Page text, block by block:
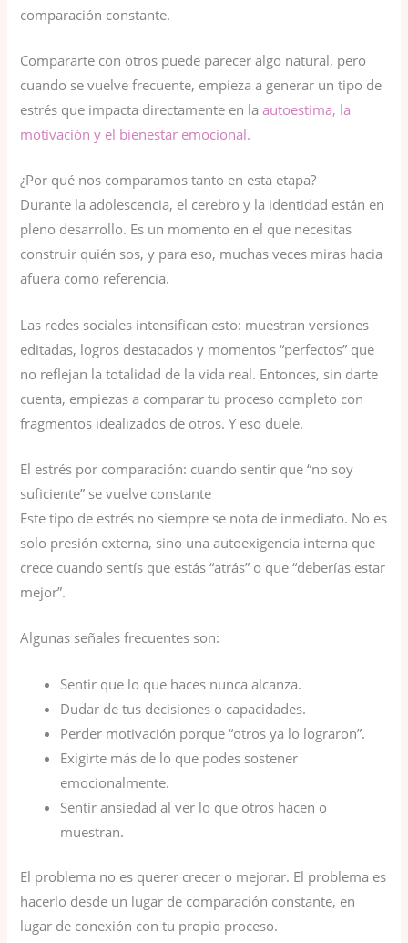
comparación constante.
Compararte con otros puede parecer algo natural, pero
cuando se vuelve frecuente, empieza a generar un tipo de
estrés que impacta directamente en laautoestima, la
motivación y el bienestar emocional.
¿Por qué nos comparamos tanto en esta etapa?
Durante la adolescencia, el cerebro y la identidad están en
pleno desarrollo. Es un momento en el que necesitas
construir quién sos, y para eso, muchas veces miras hacia
afuera como referencia.
Las redes sociales intensifican esto: muestran versiones
editadas, logros destacados y momentos “perfectos” que
no reflejan la totalidad de la vida real. Entonces, sin darte
cuenta, empiezas a comparar tu proceso completo con
fragmentos idealizados de otros. Y eso duele.
El estrés por comparación: cuando sentir que “no soy
suficiente” se vuelve constante
Este tipo de estrés no siempre se nota de inmediato. No es
solo presión externa, sino una autoexigencia interna que
crece cuando sentís que estás “atrás” o que “deberías estar
mejor”.
Algunas señales frecuentes son:
Sentir que lo que haces nunca alcanza.
Dudar de tus decisiones o capacidades.
Perder motivación porque “otros ya lo lograron”.
Exigirte más de lo que podes sostener
emocionalmente.
Sentir ansiedad al ver lo que otros hacen o
muestran.
El problema no es querer crecer o mejorar. El problema es
hacerlo desde un lugar de comparación constante, en
lugar de conexión con tu propio proceso.